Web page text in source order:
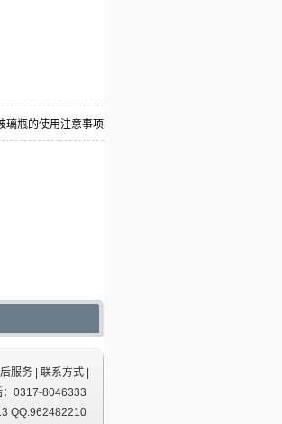
璃瓶的使用注意事项
服务 | 联系方式 |
：0317-8046333
QQ:962482210